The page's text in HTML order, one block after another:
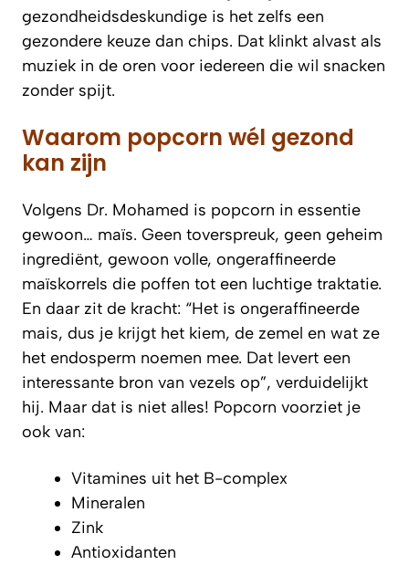
gezondheidsdeskundige is het zelfs een
gezondere keuze dan chips. Dat klinkt alvast als
muziek in de oren voor iedereen die wil snacken
zonder spijt.
Waarom popcorn wél gezond
kan zijn
Volgens Dr. Mohamed is popcorn in essentie
gewoon… maïs. Geen toverspreuk, geen geheim
ingrediënt, gewoon volle, ongeraffineerde
maïskorrels die poffen tot een luchtige traktatie.
En daar zit de kracht: “Het is ongeraffineerde
mais, dus je krijgt het kiem, de zemel en wat ze
het endosperm noemen mee. Dat levert een
interessante bron van vezels op”, verduidelijkt
hij. Maar dat is niet alles! Popcorn voorziet je
ook van:
Vitamines uit het B-complex
Mineralen
Zink
Antioxidanten